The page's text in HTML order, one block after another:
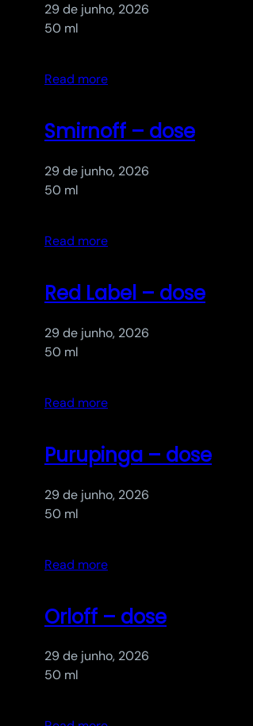
29 de junho, 2026
50 ml
Read more
Smirnoff – dose
29 de junho, 2026
50 ml
Read more
Red Label – dose
29 de junho, 2026
50 ml
Read more
Purupinga – dose
29 de junho, 2026
50 ml
Read more
Orloff – dose
29 de junho, 2026
50 ml